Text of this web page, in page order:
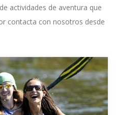
actividades de aventura que
contacta con nosotros desde